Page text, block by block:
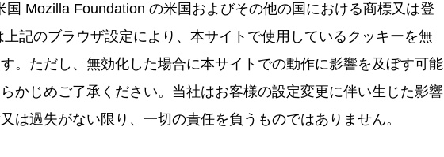
Mozilla Foundation の米国およびその他の国における商標又は登
記のブラウザ設定により、本サイトで使用しているクッキーを無
。ただし、無効化した場合に本サイトでの動作に影響を及ぼす可能
かじめご了承ください。当社はお客様の設定変更に伴い生じた影響
は過失がない限り、一切の責任を負うものではありません。